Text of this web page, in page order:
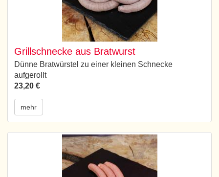
Grillschnecke aus Bratwurst
Dünne Bratwürstel zu einer kleinen Schnecke
aufgerollt
23,20 €
mehr